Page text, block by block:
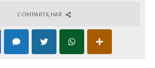
COMPARTILHAR